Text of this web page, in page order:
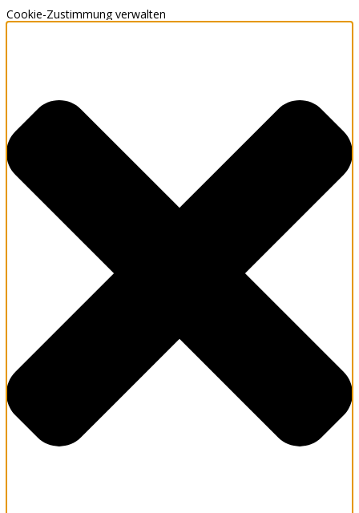
Cookie-Zustimmung verwalten